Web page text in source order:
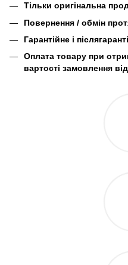
Тільки оригінальна
Повернення / обмін
Гарантійне і
Оплата товару при
вартості замовлення від